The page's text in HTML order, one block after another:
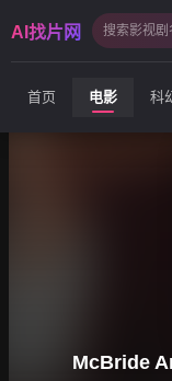
AI找片网
首页 电影 科
McBride